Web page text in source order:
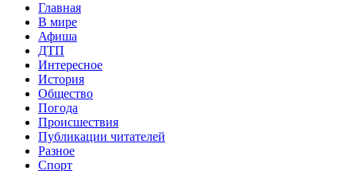
Главная
В мире
Афиша
ДТП
Интересное
История
Общество
Погода
Происшествия
Публикации читателей
Разное
Спорт